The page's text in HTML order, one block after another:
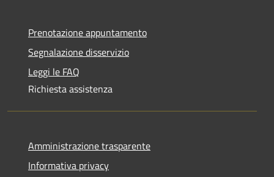
Prenotazione appuntamento
Segnalazione disservizio
Leggi le FAQ
Richiesta assistenza
Amministrazione trasparente
Informativa privacy